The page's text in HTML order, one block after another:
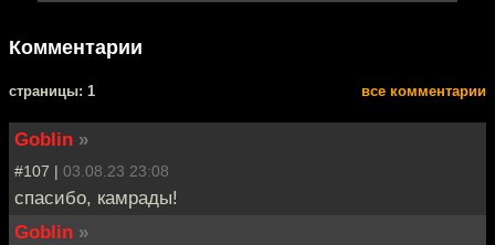
Комментарии
cтраницы: 1 все комментарии
Goblin »
#107 | 03.08.23 23:08
спасибо, камрады!
Goblin »